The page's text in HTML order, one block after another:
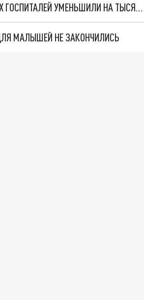
В НИЖЕГОРОДСКОЙ ОБЛАСТИ КОЕЧНЫЙ ФОНД КОВИДНЫХ ГОСПИТАЛЕЙ УМЕНЬШИЛИ НА ТЫСЯЧУ МЕСТ
МАЛЫШЕЙ НЕ ЗАКОНЧИЛИСЬ